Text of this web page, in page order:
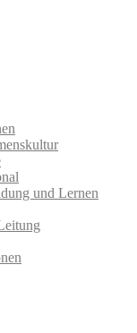
Fachpersonal
und Lernen